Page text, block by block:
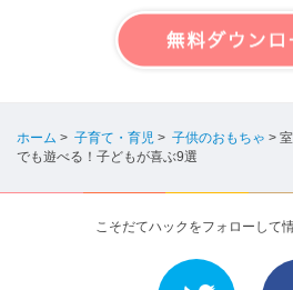
ホーム > 子育て・育児 > 子供のおもちゃ >
でも遊べる！子どもが喜ぶ9選
こそだてハックをフォローして